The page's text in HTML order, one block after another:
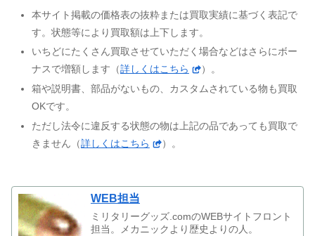
本サイト掲載の価格表の抜粋または買取実績に基づく表記で
す。状態等により買取額は上下します。
いちどにたくさん買取させていただく場合などはさらにボー
ナスで増額します（詳しくはこちら
）。
箱や説明書、部品がないもの、カスタムされている物も買取
OKです。
ただし法令に違反する状態の物は上記の品であっても買取で
きません（詳しくはこちら ）。
WEB担当
ミリタリーグッズ.comのWEBサイトフロント
担当。メカニックより歴史よりの人。